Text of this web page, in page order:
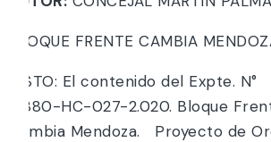
BLOQUE FRENTE CAMBIA
VISTO: El contenido del Expte. N°
4.880-HC-027-2.020. Bloque
Cambia Mendoza. Proyecto de